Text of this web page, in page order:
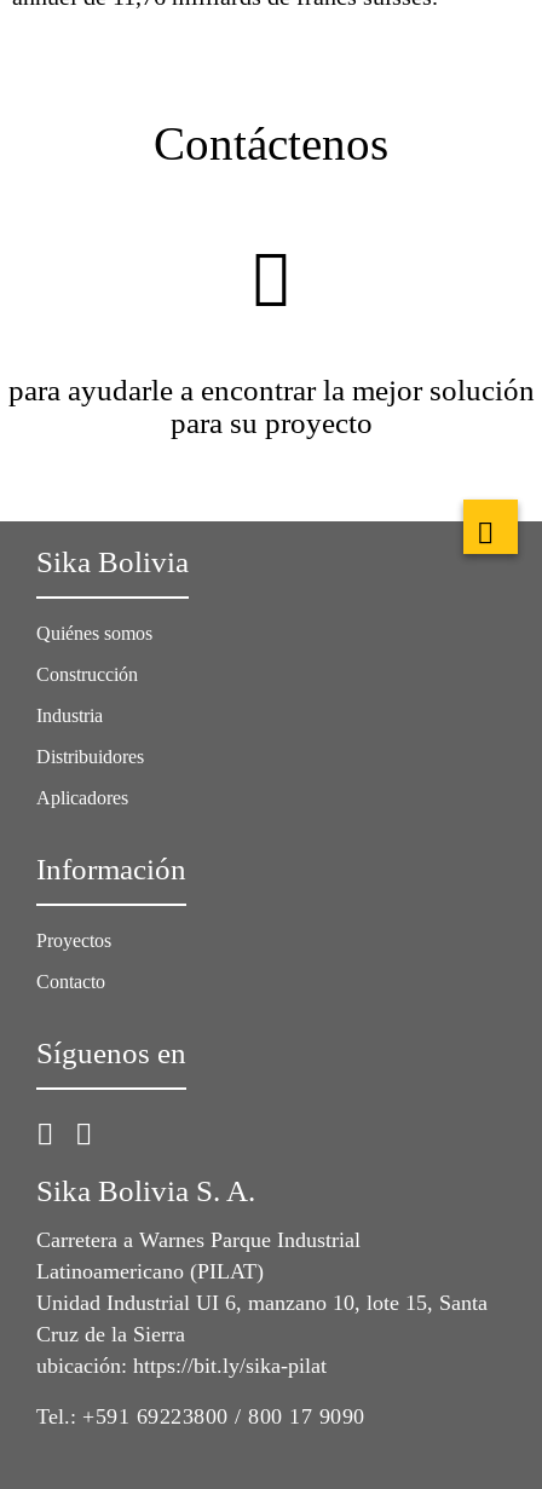
Contáctenos
para ayudarle a encontrar la mejor solución
para su proyecto
Sika Bolivia
Quiénes somos
Construcción
Industria
Distribuidores
Aplicadores
Información
Proyectos
Contacto
Síguenos en
Sika Bolivia S. A.
Carretera a Warnes Parque Industrial
Latinoamericano (PILAT)
Unidad Industrial UI 6, manzano 10, lote 15, Santa
Cruz de la Sierra
ubicación: https://bit.ly/sika-pilat
Tel.: +591 69223800 / 800 17 9090